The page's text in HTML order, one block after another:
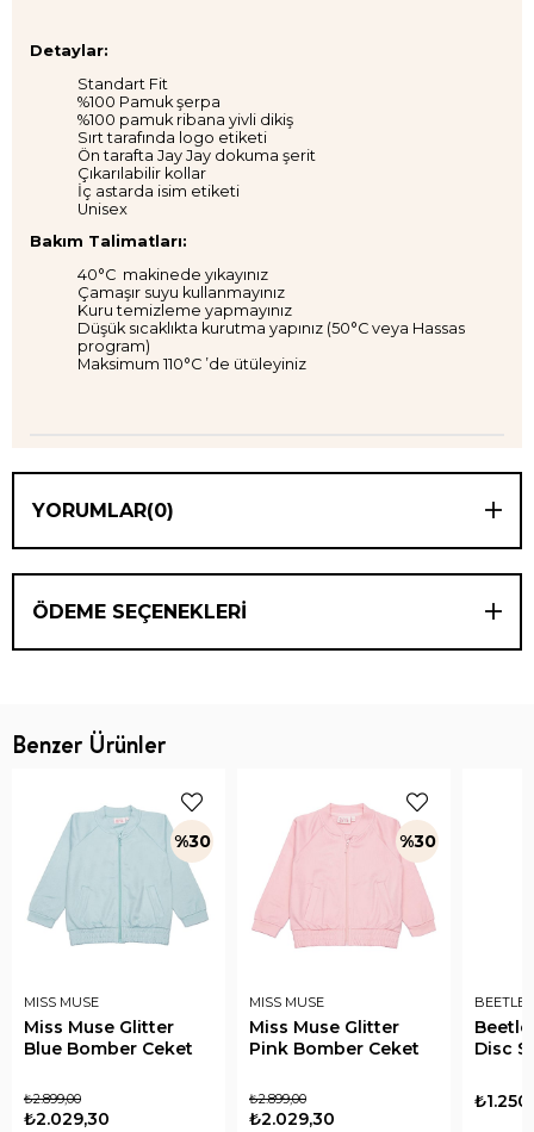
Detaylar:
Standart Fit
%100 Pamuk şerpa
%100 pamuk ribana yivli dikiş
Sırt tarafında logo etiketi
Ön tarafta Jay Jay dokuma şerit
Çıkarılabilir kollar
İç astarda isim etiketi
Unisex
Bakım Talimatları:
40°C makinede yıkayınız
Çamaşır suyu kullanmayınız
Kuru temizleme yapmayınız
Düşük sıcaklıkta kurutma yapınız (50°C veya Hassas
program)
Maksimum 110°C ’de ütüleyiniz
YORUMLAR(0)
ÖDEME SEÇENEKLERI
Benzer Ürünler
MISS MUSE
Miss Muse Glitter
Blue Bomber Ceket
₺2.029,30
₺2.899,00
%30
MISS MUSE
Miss Muse Glitter
Pink Bomber Ceket
₺2.029,30
₺2.899,00
%30
BEETLE
Disc